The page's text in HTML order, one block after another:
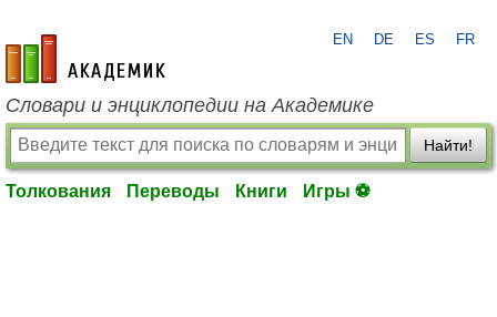
academic.ru
EN DE ES FR
Словари и энциклопедии на Академике
Найти!
Толкования Переводы Книги Игры ⚽